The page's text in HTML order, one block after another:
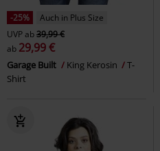
-25%
Auch in Plus Size
UVPab39,99 €
ab 29,99 €
Garage Built King Kerosin
T-
Shirt